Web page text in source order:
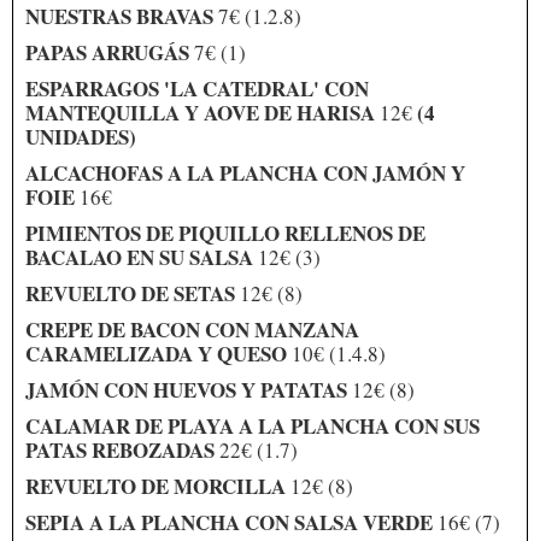
NUESTRAS BRAVAS7€ (1.2.8)
PAPAS ARRUGÁS7€ (1)
ESPARRAGOS 'LA CATEDRAL' CON
MANTEQUILLA Y AOVE DE HARISA 12€(4
UNIDADES)
ALCACHOFAS A LA PLANCHA CON JAMÓN Y
FOIE 16€
PIMIENTOS DE PIQUILLO RELLENOS DE
BACALAO EN SU SALSA 12€ (3)
REVUELTO DE SETAS 12€ (8)
CREPE DE BACON CON MANZANA
CARAMELIZADA Y QUESO 10€ (1.4.8)
JAMÓN CON HUEVOS Y PATATAS 12€ (8)
CALAMAR DE PLAYA A LA PLANCHA CON SUS
PATAS REBOZADAS22€ (1.7)
REVUELTO DE MORCILLA 12€ (8)
SEPIA A LA PLANCHA CON SALSA VERDE 16€ (7)